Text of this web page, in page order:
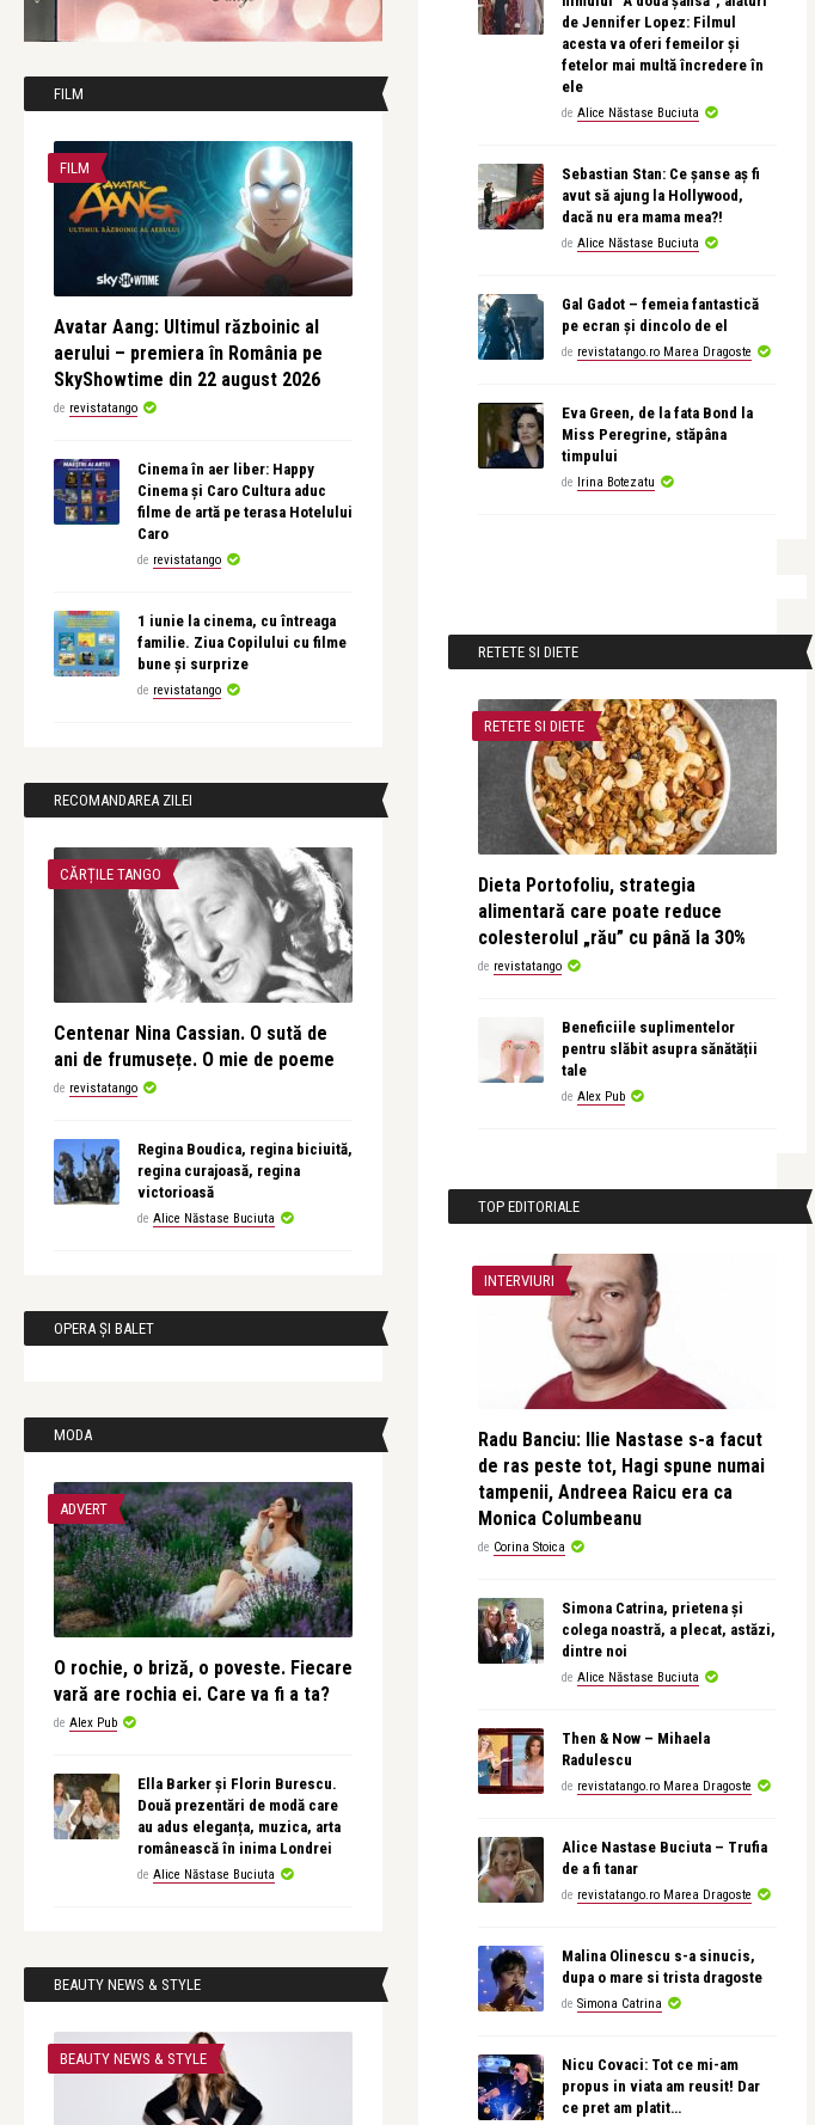
FILM
FILM
Avatar Aang: Ultimul războinic al
aerului – premiera în România pe
SkyShowtime din 22 august 2026
de revistatango
Cinema în aer liber: Happy
Cinema și Caro Cultura aduc
filme de artă pe terasa Hotelului
Caro
de revistatango
1 iunie la cinema, cu întreaga
familie. Ziua Copilului cu filme
bune și surprize
de revistatango
RECOMANDAREA ZILEI
CĂRȚILE TANGO
Centenar Nina Cassian. O sută de
ani de frumusețe. O mie de poeme
de revistatango
Regina Boudica, regina biciuită,
regina curajoasă, regina
victorioasă
de Alice Năstase Buciuta
OPERA ȘI BALET
MODA
ADVERT
O rochie, o briză, o poveste. Fiecare
vară are rochia ei. Care va fi a ta?
de Alex Pub
Ella Barker și Florin Burescu.
Două prezentări de modă care
au adus eleganța, muzica, arta
românească în inima Londrei
de Alice Năstase Buciuta
BEAUTY NEWS & STYLE
BEAUTY NEWS & STYLE
de Jennifer Lopez: Filmul
acesta va oferi femeilor și
fetelor mai multă încredere în
ele
de Alice Năstase Buciuta
Sebastian Stan: Ce șanse aș fi
avut să ajung la Hollywood,
dacă nu era mama mea?!
de Alice Năstase Buciuta
Gal Gadot – femeia fantastică
pe ecran și dincolo de el
de revistatango.ro Marea Dragoste
Eva Green, de la fata Bond la
Miss Peregrine, stăpâna
timpului
de Irina Botezatu
RETETE SI DIETE
RETETE SI DIETE
Dieta Portofoliu, strategia
alimentară care poate reduce
colesterolul „rău” cu până la 30%
de revistatango
Beneficiile suplimentelor
pentru slăbit asupra sănătății
tale
de Alex Pub
TOP EDITORIALE
INTERVIURI
Radu Banciu: Ilie Nastase s-a facut
de ras peste tot, Hagi spune numai
tampenii, Andreea Raicu era ca
Monica Columbeanu
de Corina Stoica
Simona Catrina, prietena și
colega noastră, a plecat, astăzi,
dintre noi
de Alice Năstase Buciuta
Then & Now – Mihaela
Radulescu
de revistatango.ro Marea Dragoste
Alice Nastase Buciuta – Trufia
de a fi tanar
de revistatango.ro Marea Dragoste
Malina Olinescu s-a sinucis,
dupa o mare si trista dragoste
de Simona Catrina
Nicu Covaci: Tot ce mi-am
propus in viata am reusit! Dar
ce pret am platit…